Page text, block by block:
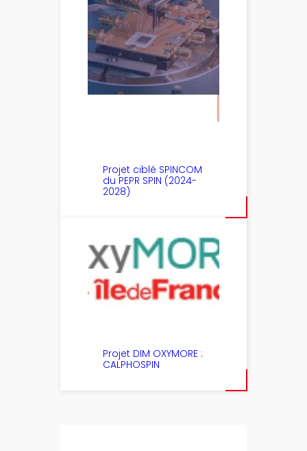
Projet ciblé SPINCOM
du PEPR SPIN (2024-
2028)
Projet DIM OXYMORE :
CALPHOSPIN